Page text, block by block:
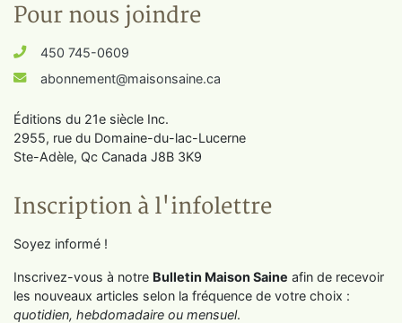
Pour nous joindre
450 745-0609
abonnement@maisonsaine.ca
Éditions du 21e siècle Inc.
2955, rue du Domaine-du-lac-Lucerne
Ste-Adèle, Qc Canada J8B 3K9
Inscription à l'infolettre
Soyez informé !
Inscrivez-vous à notre Bulletin Maison Saine afin de recevoir
les nouveaux articles selon la fréquence de votre choix :
quotidien, hebdomadaire ou mensuel.